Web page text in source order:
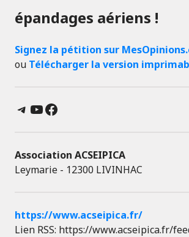
épandages aériens !
Signez la pétition sur
ou Télécharger la version
Telegram
YouTube
Facebook
Association ACSEIPICA
Leymarie - 12300 LIVINHAC
https://www.acseipica.fr/
Lien RSS: https://www.acseipica.fr/